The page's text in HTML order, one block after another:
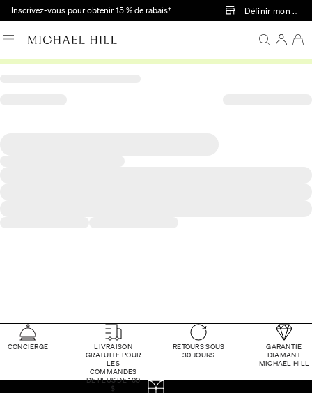
Passer au contenu principal
Inscrivez-vous pour obtenir 15 % de rabais† Définir mon
CONCIERGE
LIVRAISON
GRATUITE POUR
LES
COMMANDES
DE PLUS DE 100
$
RETOURS SOUS
30 JOURS
GARANTIE
DIAMANT
MICHAEL HILL